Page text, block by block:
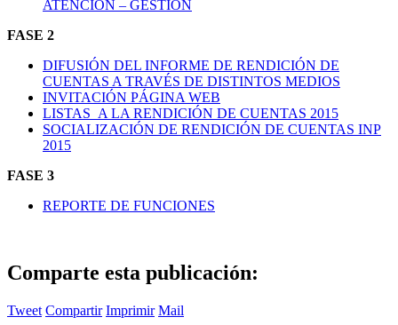
ATENCIÓN – GESTIÓN
FASE 2
DIFUSIÓN DEL INFORME DE RENDICIÓN DE
CUENTAS A TRAVÉS DE DISTINTOS MEDIOS
INVITACIÓN PÁGINA WEB
LISTAS A LA RENDICIÓN DE CUENTAS 2015
SOCIALIZACIÓN DE RENDICIÓN DE CUENTAS INP
2015
FASE 3
REPORTE DE FUNCIONES
Comparte esta publicación:
Tweet Compartir Imprimir Mail